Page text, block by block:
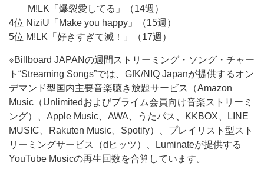
M!LK「爆裂愛してる」（14週）
4位 NiziU「Make you happy」（15週）
5位 M!LK「好きすぎて滅！」（17週）
※Billboard JAPANの週間ストリーミング・ソング・チャー
ト“Streaming Songs”では、GfK/NIQ Japanが提供するオン
デマンド型国内主要音楽聴き放題サービス（Amazon
Music（Unlimitedおよびプライム会員向け音楽ストリーミ
ング）、Apple Music、AWA、うたパス、KKBOX、LINE
MUSIC、Rakuten Music、Spotify）、プレイリスト型スト
リーミングサービス（dヒッツ）、Luminateが提供する
YouTube Musicの再生回数を合算しています。